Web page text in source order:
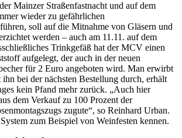
Mainzer Straßenfastnacht und auf dem
wieder zu gefährlichen
soll auf die Mitnahme von Gläsern und
werden – auch am 11.11. auf dem
Trinkgefäß hat der MCV einen
aufgelegt, der auch in der neuen
für 2 Euro angeboten wird. Man erwirbt
bei der nächsten Bestellung durch, erhält
kein Pfand mehr zurück. „Auch hier
dem Verkauf zu 100 Prozent der
zugute“, so Reinhard Urban.
zum Beispiel von Weinfesten kennen.